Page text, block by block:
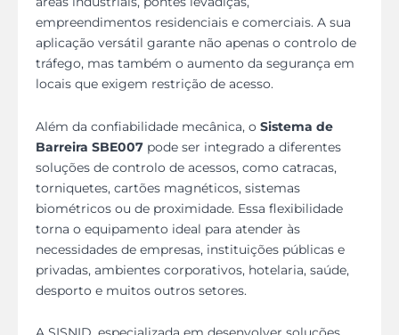
empreendimentos residenciais e comerciais. A sua
aplicação versátil garante não apenas o controlo de
tráfego, mas também o aumento da segurança em
locais que exigem restrição de acesso.
Além da confiabilidade mecânica, o Sistema de
Barreira SBE007 pode ser integrado a diferentes
soluções de controlo de acessos, como catracas,
torniquetes, cartões magnéticos, sistemas
biométricos ou de proximidade. Essa flexibilidade
torna o equipamento ideal para atender às
necessidades de empresas, instituições públicas e
privadas, ambientes corporativos, hotelaria, saúde,
desporto e muitos outros setores.